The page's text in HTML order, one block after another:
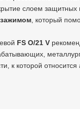
слоем защитных
, который
FS O/21 V
к которой